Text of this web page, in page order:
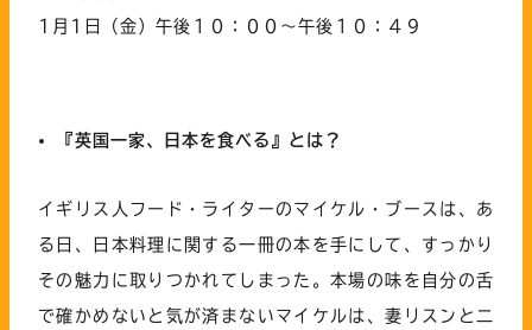
1月1日（金）午後１０：００～午後１０：４９
『英国一家、日本を食べる』とは？
イギリス人フード・ライターのマイケル・ブースは、あ
る日、日本料理に関する一冊の本を手にして、すっかり
その魅力に取りつかれてしまった。本場の味を自分の舌
で確かめないと気が済まないマイケルは、妻リスンと二